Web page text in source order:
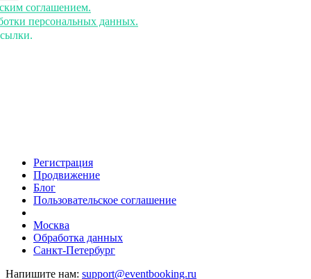
соглашением.
персональных данных.
Регистрация
Продвижение
Блог
Пользовательское соглашение
Москва
Обработка данных
Санкт-Петербург
Напишите нам: support@eventbooking.ru